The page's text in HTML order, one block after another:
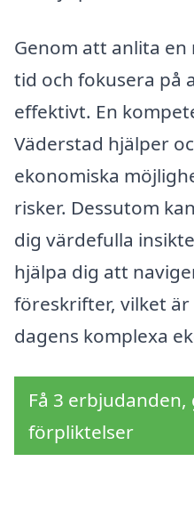
Genom att anlita
tid och fokusera på
effektivt. En
Väderstad hjälper
ekonomiska
risker. Dessutom
dig värdefulla
hjälpa dig att
föreskrifter, vilket
dagens komplexa
Få 3
förpliktelser